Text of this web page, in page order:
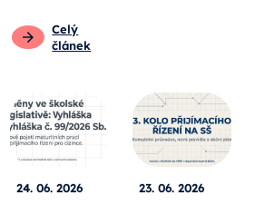
Celý
článek
24. 06. 2026 23. 06. 2026